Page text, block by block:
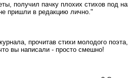
получил пачку плохих стихов
пришли в редакцию лично."
прочитав стихи молодого
вы написали - просто смешно!